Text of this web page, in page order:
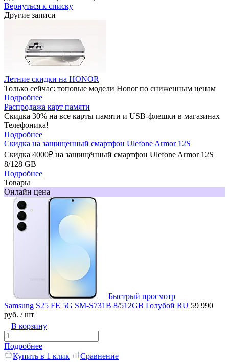
Вернуться к списку
Другие записи
Летние скидки на HONOR
Только сейчас: топовые модели Honor по сниженным ценам
Подробнее
Распродажа карт памяти
Скидка 30% на все карты памяти и USB-флешки в магазинах
Телефоника!
Подробнее
Скидка на защищенный смартфон Ulefone Armor 12S
Скидка 4000₽ на защищённый смартфон Ulefone Armor 12S
8/128 GB
Подробнее
Товары
Онлайн цена
Быстрый просмотр
Samsung S25 FE 5G SM-S731B 8/512GB Голубой RU 59 990
руб. / шт
В корзину
Подробнее
Купить в 1 клик
Сравнение